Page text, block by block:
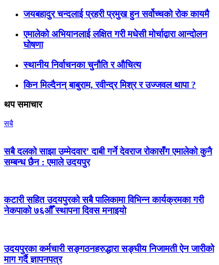
जयबहादुर चन्दलाई प्रहरी प्रमुख हुन सर्वोच्चको रोक कायमै
एमालेको अभियानलाई लक्षित गरी मधेसी मोर्चाद्वारा आन्दोलन
घोषणा
स्थानीय निर्वाचनका चुनौति र औचित्य
किन मिल्दैनन् बाबुराम, रवीन्द्र मिश्र र उज्जवल थापा ?
थप समाचार
सबै
सबै दलको साझा उम्मेदवार’ दाबी गर्ने देवराज रोकासँग एमालेको कुनै
सम्बन्ध छैन : एमाले उदयपुर
कटारी सहित उदयपुरको सबै पालिकामा विभिन्न कार्यक्रमका गरी
नेकपाको ७६औँ स्थापना दिवस मनाइयो
उदयपुरका कर्मचारी सङ्गठनहरुद्धारा सङ्घीय निजामती ऐन जारीको
माग गर्दै ज्ञापनपत्र